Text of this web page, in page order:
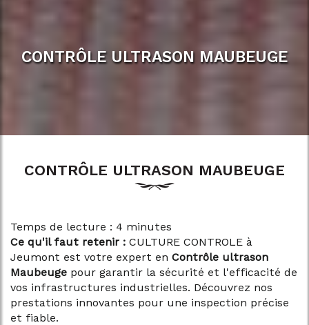
CONTRÔLE ULTRASON MAUBEUGE
CONTRÔLE ULTRASON MAUBEUGE
Temps de lecture : 4 minutes
Ce qu'il faut retenir : CULTURE CONTROLE à
Jeumont est votre expert en Contrôle ultrason
Maubeuge pour garantir la sécurité et l'efficacité de
vos infrastructures industrielles. Découvrez nos
prestations innovantes pour une inspection précise
et fiable.